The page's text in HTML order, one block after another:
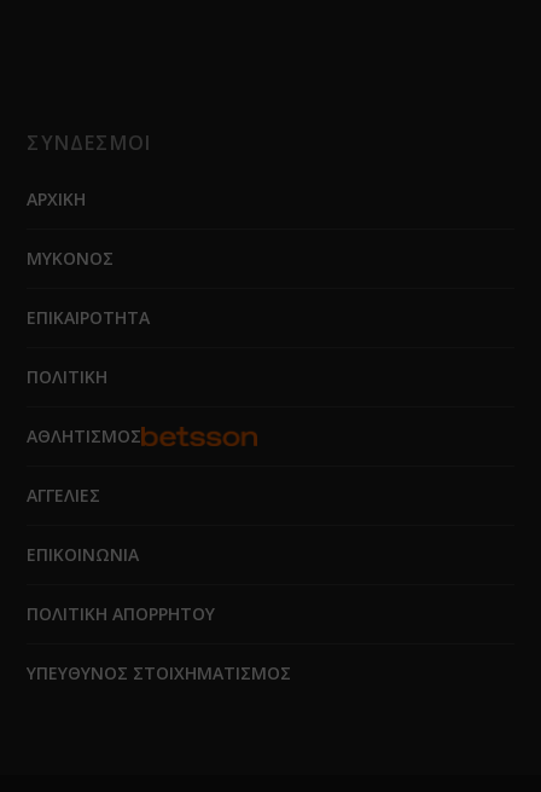
ΣΥΝΔΕΣΜΟΙ
ΑΡΧΙΚΗ
ΜΥΚΟΝΟΣ
ΕΠΙΚΑΙΡΟΤΗΤΑ
ΠΟΛΙΤΙΚΗ
ΑΘΛΗΤΙΣΜΟΣ
ΑΓΓΕΛΙΕΣ
ΕΠΙΚΟΙΝΩΝΙΑ
ΠΟΛΙΤΙΚΗ ΑΠΟΡΡΗΤΟΥ
ΥΠΕΥΘΥΝΟΣ ΣΤΟΙΧΗΜΑΤΙΣΜΟΣ